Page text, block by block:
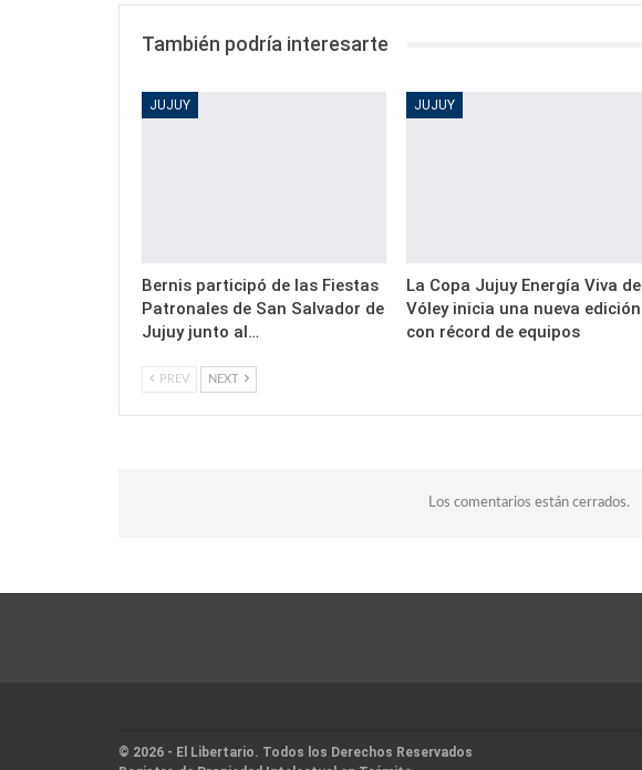
También podría interesarte
JUJUY
Bernis participó de las Fiestas
Patronales de San Salvador de
Jujuy junto al…
JUJUY
La Copa Jujuy Energía Viva de
Vóley inicia una nueva edición
con récord de equipos
PREV NEXT
Los comentarios están cerrados.
© 2026 - El Libertario. Todos los Derechos Reservados